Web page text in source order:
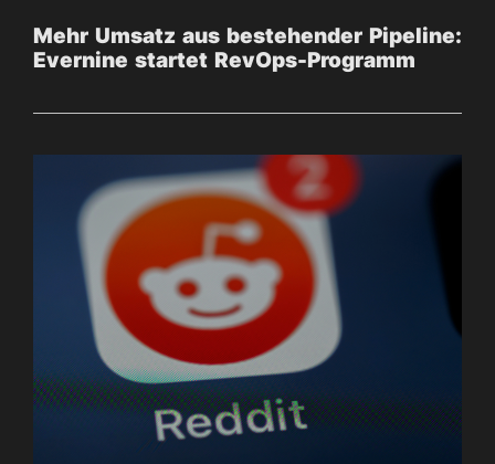
Mehr Umsatz aus bestehender Pipeline:
Evernine startet RevOps-Programm